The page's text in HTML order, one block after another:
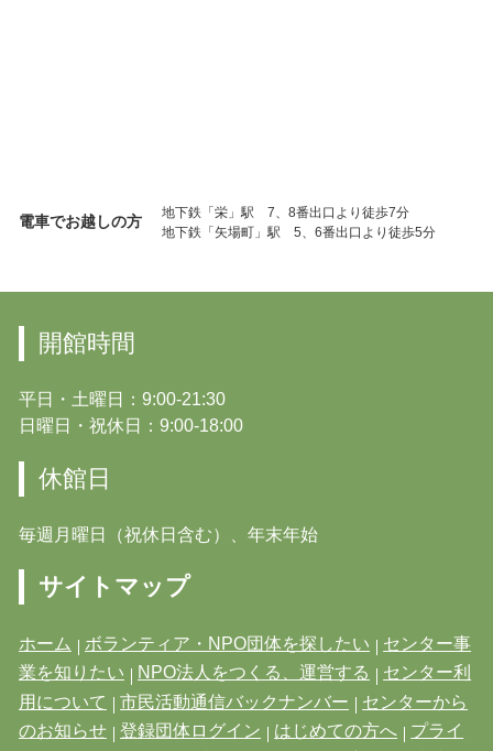
電車でお越しの方
地下鉄「栄」駅 7、8番出口より徒歩7分
地下鉄「矢場町」駅 5、6番出口より徒歩5分
開館時間
平日・土曜日：9:00-21:30
日曜日・祝休日：9:00-18:00
休館日
毎週月曜日（祝休日含む）、年末年始
サイトマップ
ホーム ボランティア・NPO団体を探したい
センター事
業を知りたい
NPO法人をつくる、運営する
センター利
用について
市民活動通信バックナンバー
センターから
のお知らせ
登録団体ログイン はじめての方へ
プライ